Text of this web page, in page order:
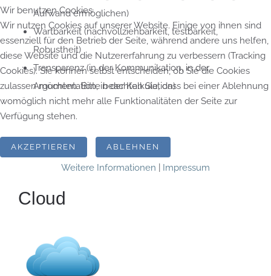
Aufwand ermöglichen)
Wartbarkeit (nachvollziehbarkeit, testbarkeit,
Robustheit)
Transparenz (in der Kommunikation, in der
Argumentation, in der Kalkulation)
Cloud
Wir benutzen Cookies
Wir nutzen Cookies auf unserer Website. Einige von ihnen sind
essenziell für den Betrieb der Seite, während andere uns helfen,
diese Website und die Nutzererfahrung zu verbessern (Tracking
Cookies). Sie können selbst entscheiden, ob Sie die Cookies
zulassen möchten. Bitte beachten Sie, dass bei einer Ablehnung
womöglich nicht mehr alle Funktionalitäten der Seite zur
Verfügung stehen.
AKZEPTIEREN ABLEHNEN
Weitere Informationen Impressum